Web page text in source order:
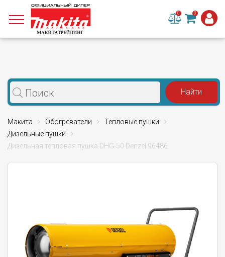
0 0
Макита Обогреватели
Тепловые пушки
Дизельные пушки
Дизельная тепловая пушка DHG-50 Denzel 96486